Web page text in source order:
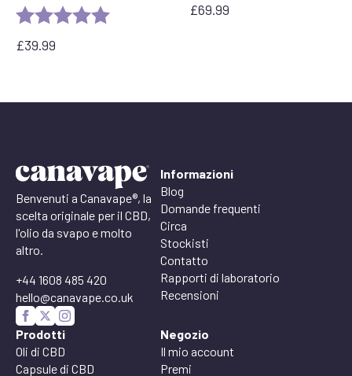
Rating: 5.0 out of 5 stars
£39.99
£69.99
Benvenuti a Canavape®, la
scelta originale per il CBD,
l'olio da svapo e molto
altro.
+44 1608 485 420
hello@canavape.co.uk
Informazioni
Blog
Domande frequenti
Circa
Stockisti
Contatto
Rapporti di laboratorio
Recensioni
Prodotti
Oli di CBD
Capsule di CBD
Negozio
Il mio account
Premi